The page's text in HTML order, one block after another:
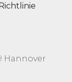
Hannover